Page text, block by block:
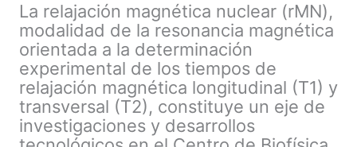
La relajación magnética nuclear (rMN),
modalidad de la resonancia magnética
orientada a la determinación
experimental de los tiempos de
relajación magnética longitudinal (T1) y
transversal (T2), constituye un eje de
investigaciones y desarrollos